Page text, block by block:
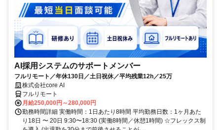
AI採用システムのサポートメンバー
フルリモート／年休130日／土日祝休／平均残業12h／25万
株式会社core AI
フルリモート
月給250,000円～280,000円
勤務時間詳細 実働時間：1日あたり8時間 平均勤務日数：1ヶ月あた
り18日 〜 20日 9:30〜18:30 (実働8時間／休憩1時間) ☆フレックス制